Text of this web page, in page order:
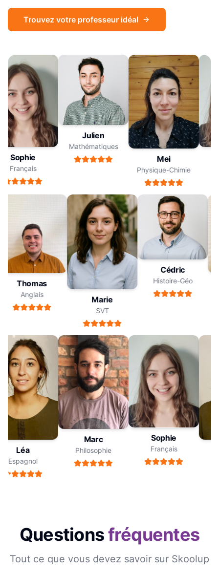
Sophie
Français
Julien
Mathématiques
Mei
Physique-Chimie
Thomas
Anglais
Marie
SVT
Cédric
Histoire-Géo
Léa
Espagnol
Marc
Philosophie
Sophie
Français
Trouvez votre professeur idéal
Questionsfréquentes
Tout ce que vous devez savoir sur Skoolup